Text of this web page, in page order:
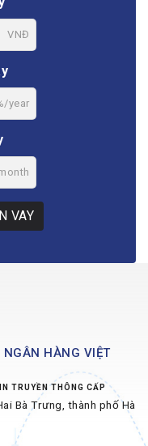
VNĐ
year
VAY
HÀNG VIỆT
TRUYỀN THÔNG CẤP
Bà Trưng, thành phố Hà